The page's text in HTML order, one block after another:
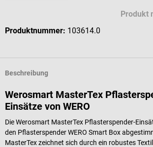
Produkt
Produktnummer: 103614.0
Beschreibung
Werosmart MasterTex
Einsätze von WERO
Die Werosmart MasterTex Pflasterspender-
den Pflasterspender WERO Smart Box
MasterTex zeichnet sich durch ein robustes